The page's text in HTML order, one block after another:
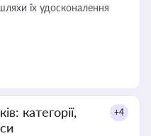
їх удосконалення
категорії,
+4